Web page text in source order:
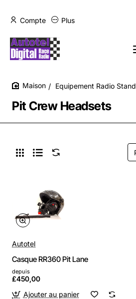
Compte Plus
Pit Crew Headsets
Equipement Radio Stand
Autotel
Casque RR360 Pit Lane
depuis
£450,00
Ajouter au panier